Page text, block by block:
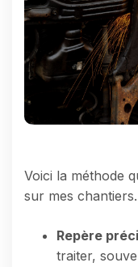
Voici la méthode
sur mes chantiers.
Repère
traiter,